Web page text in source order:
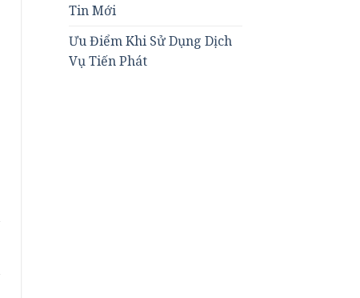
Tin Mới
Ưu Điểm Khi Sử Dụng Dịch
Vụ Tiến Phát